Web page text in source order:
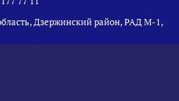
Дзержинский район, РАД М-1,